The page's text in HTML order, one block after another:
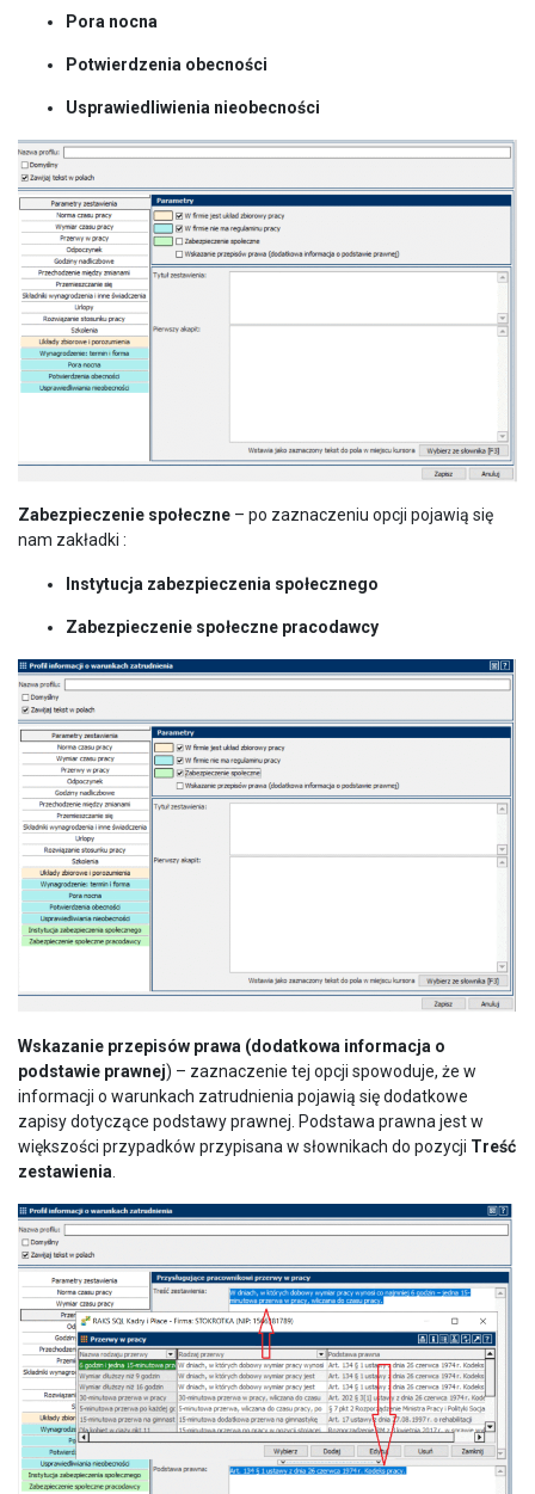
Pora nocna
Potwierdzenia obecności
Usprawiedliwienia nieobecności
Zabezpieczenie społeczne – po zaznaczeniu opcji pojawią się
nam zakładki :
Instytucja zabezpieczenia społecznego
Zabezpieczenie społeczne pracodawcy
Wskazanie przepisów prawa (dodatkowa informacja o
podstawie prawnej) – zaznaczenie tej opcji spowoduje, że w
informacji o warunkach zatrudnienia pojawią się dodatkowe
zapisy dotyczące podstawy prawnej. Podstawa prawna jest w
większości przypadków przypisana w słownikach do pozycji Treść
zestawienia.